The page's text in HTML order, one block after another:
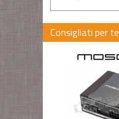
Consigliati per te